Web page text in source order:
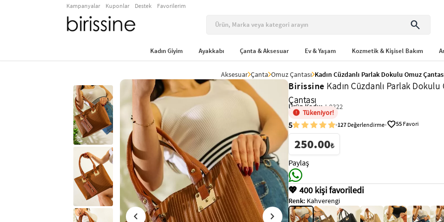
Kampanyalar Kuponlar Destek Favorilerim
search
Kadın Giyim Ayakkabı Çanta & Aksesuar Ev & Yaşam Kozmetik & Kişisel Bakım
Aksesuar Çanta Omuz Çantası Kadın Cüzdanlı Parlak Dokulu Omuz
chevron_left chevron_right
Birissine Kadın Cüzdanlı Parlak Dokulu
Çantası
Ürün Kodu: I-0322
Tükeniyor!
5 127 Değerlendirme favorite55 Favori
250.00₺
Paylaş
💖 400 kişi favoriledi
Renk: Kahverengi